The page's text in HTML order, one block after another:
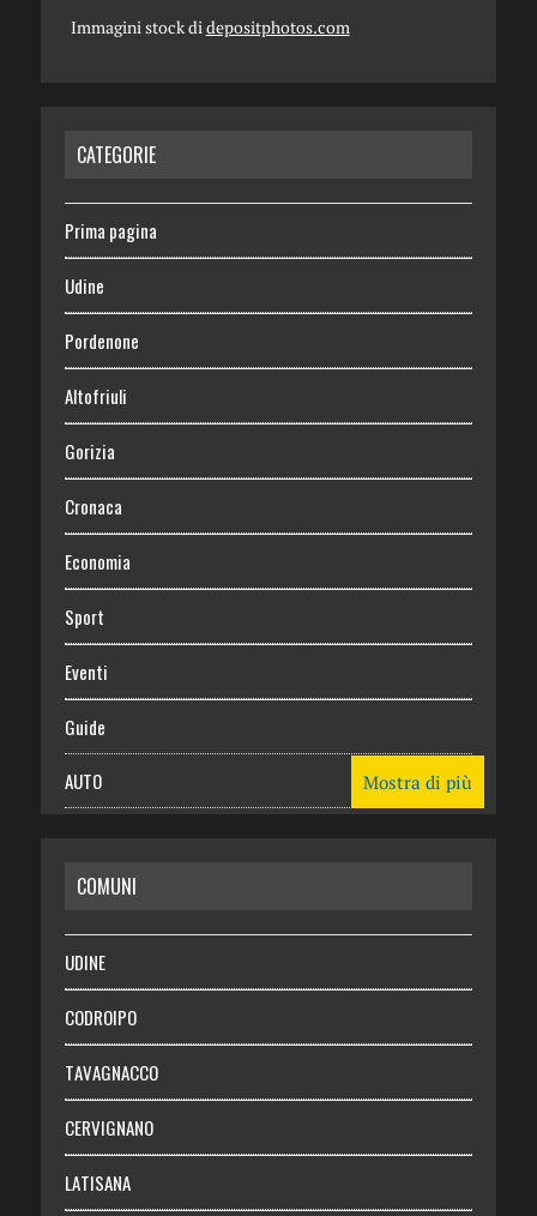
Immagini stock didepositphotos.com
CATEGORIE
Prima pagina
Udine
Pordenone
Altofriuli
Gorizia
Cronaca
Economia
Sport
Eventi
Guide
AUTO
RISPARMIO
SALUTE
Necrologie
Chi siamo
Abbonati
Login
Mostra di più
COMUNI
UDINE
CODROIPO
TAVAGNACCO
CERVIGNANO
LATISANA